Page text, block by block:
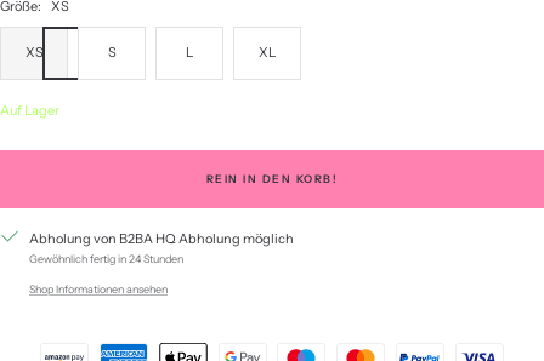
Größe: XS
XS S L XL
Auf Lager
REIN IN DEN KORB!
Abholung von B2BA HQ Abholung möglich
Gewöhnlich fertig in 24 Stunden
Shop Informationen ansehen